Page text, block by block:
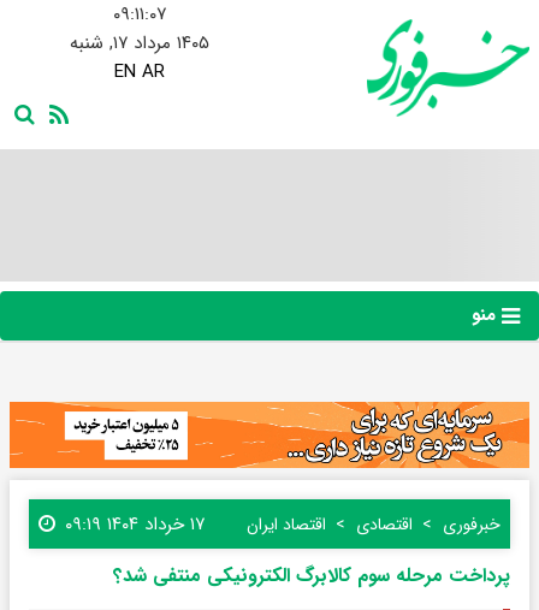
۰۹:۱۱:۰۸
۱۴۰۵ مرداد ۱۷, شنبه
EN AR
منو
خبرفوری اقتصادی اقتصاد ایران ۱۷ خرداد ۱۴۰۴ ۰۹:۱۹
پرداخت مرحله سوم کالابرگ الکترونیکی منتفی شد؟